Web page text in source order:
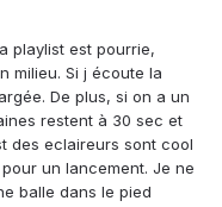
playlist est pourrie,
milieu. Si j écoute la
De plus, si on a un
restent à 30 sec et
des eclaireurs sont cool
un lancement. Je ne
balle dans le pied